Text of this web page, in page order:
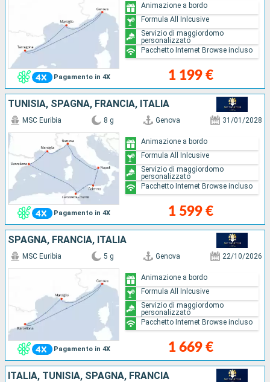
Pagamento in 4X 1 199 €
Animazione a bordo
Formula All Inlcusive
Servizio di maggiordomo
personalizzato
Pacchetto Internet Browse incluso
TUNISIA, SPAGNA, FRANCIA, ITALIA
Pagamento in 4X
MSC Euribia 8 g Genova 31/01/2028
1 599 €
Animazione a bordo
Formula All Inlcusive
Servizio di maggiordomo
personalizzato
Pacchetto Internet Browse incluso
SPAGNA, FRANCIA, ITALIA
Pagamento in 4X
MSC Euribia 5 g Genova 22/10/2026
1 669 €
Animazione a bordo
Formula All Inlcusive
Servizio di maggiordomo
personalizzato
Pacchetto Internet Browse incluso
ITALIA, TUNISIA, SPAGNA, FRANCIA